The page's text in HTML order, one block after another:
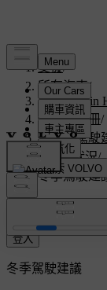
支援/
所有汽車/
V60 Plug-in
使用者手冊/
情境與駕駛
寒冷狀況/
冬季駕駛建
客製化支援 獲取
登入
冬季駕駛建議